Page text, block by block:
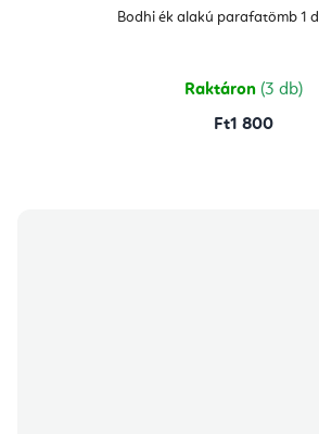
Bodhi ék alakú parafatömb 1
Raktáron (3 db)
Ft1 800